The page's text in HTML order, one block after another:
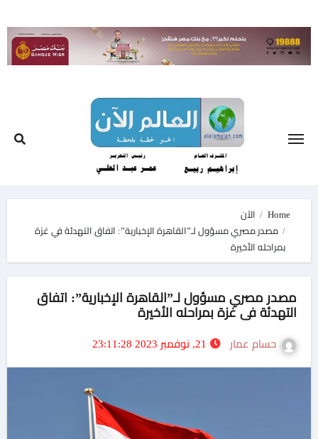
to
content
Home
الآن
مصدر مصري مسؤول لـ”القاهرة الإخبارية”: اتفاق التهدئة في غزة
بمراحله الأخيرة
مصدر مصري مسؤول لـ”القاهرة الإخبارية”: اتفاق
التهدئة في غزة بمراحله الأخيرة
حسام عمار